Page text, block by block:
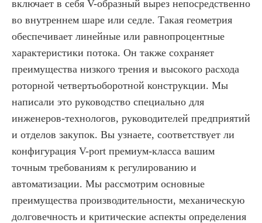
включает в себя V-образный вырез непосредственно
во внутреннем шаре или седле. Такая геометрия
обеспечивает линейные или равнопроцентные
характеристики потока. Он также сохраняет
преимущества низкого трения и высокого расхода
роторной четвертьоборотной конструкции. Мы
написали это руководство специально для
инженеров-технологов, руководителей предприятий
и отделов закупок. Вы узнаете, соответствует ли
конфигурация V-port премиум-класса вашим
точным требованиям к регулированию и
автоматизации. Мы рассмотрим основные
преимущества производительности, механическую
долговечность и критические аспекты определения